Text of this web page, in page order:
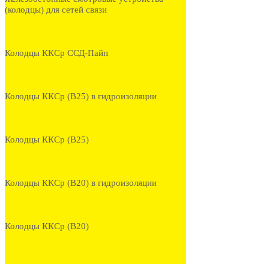
(колодцы) для сетей связи
Колодцы ККСр ССД-Пайп
Колодцы ККСр (В25) в гидроизоляции
Колодцы ККСр (В25)
Колодцы ККСр (В20) в гидроизоляции
Колодцы ККСр (В20)